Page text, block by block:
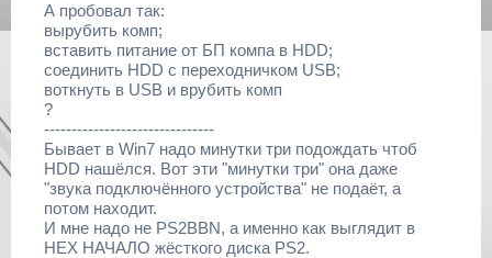
А пробовал так:
вырубить комп;
вставить питание от БП компа в HDD;
соединить HDD с переходничком USB;
воткнуть в USB и врубить комп
?
-------------------------------
Бывает в Win7 надо минутки три подождать чтоб
HDD нашёлся. Вот эти "минутки три" она даже
"звука подключённого устройства" не подаёт, а
потом находит.
И мне надо не PS2BBN, а именно как выглядит в
HEX НАЧАЛО жёсткого диска PS2.